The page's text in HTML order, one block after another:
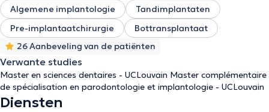
Algemene implantologie
Tandimplantaten
Pre-implantaatchirurgie
Bottransplantaat
26 Aanbeveling van de patiënten
Verwante studies
Master en sciences dentaires - UCLouvain Master complémentaire
de spécialisation en parodontologie et implantologie - UCLouvain
Diensten